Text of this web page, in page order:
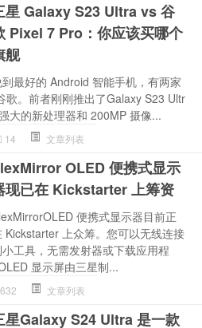
星 Galaxy S23 Ultra vs 谷
Pixel 7 Pro：你应该买哪个
舰
最好的 Android 智能手机，有两家
歌。前者刚刚推出了Galaxy S23 Ultr
大的新处理器和 200MP 摄像...
14 文章列表
OLED 便携式显示
现已在 Kickstarter 上筹资
便携式显示器目前正
Kickstarter 上众筹。您可以无线连接
工具，无需发射器或下载应用程
显示屏由三星制...
632 文章列表
星Galaxy S24 Ultra 是一款